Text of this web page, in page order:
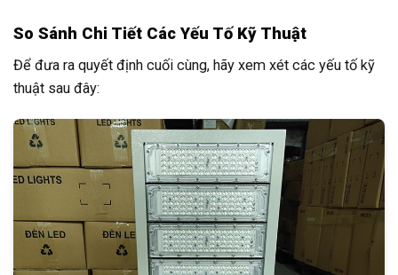
So Sánh Chi Tiết Các Yếu Tố Kỹ Thuật
Để đưa ra quyết định cuối cùng, hãy xem xét các yếu tố kỹ
thuật sau đây: